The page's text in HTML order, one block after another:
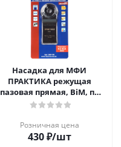
Насадка для МФИ
ПРАКТИКА режущая
пазовая прямая, BiM, по
тверд. дереву, ДСП, 34 мм,
Розничная цена
430₽/шт